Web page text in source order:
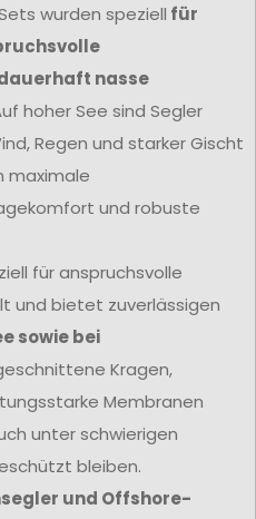
wurden speziell für
nasse
hoher See sind Segler
Regen und starker Gischt
maximale
und robuste
für anspruchsvolle
und bietet zuverlässigen
sowie bei
Kragen,
Membranen
unter schwierigen
bleiben.
und Offshore-